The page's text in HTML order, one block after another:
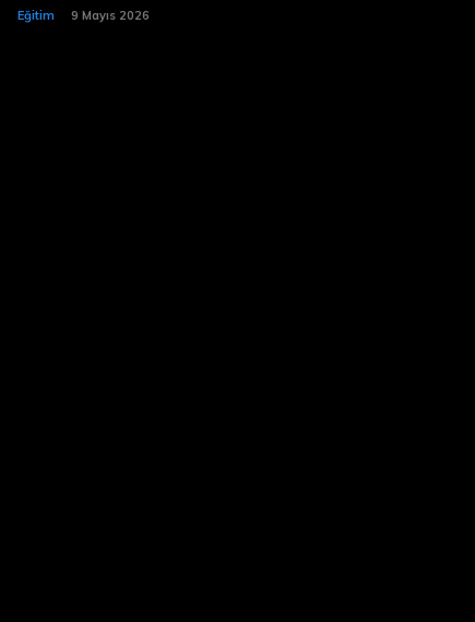
Eğitim 9 Mayıs 2026